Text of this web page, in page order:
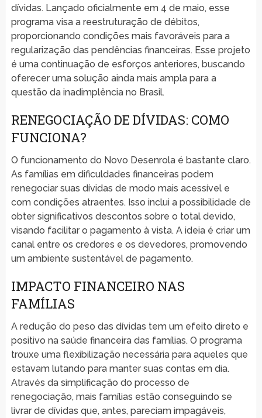
dívidas. Lançado oficialmente em 4 de maio, esse
programa visa a reestruturação de débitos,
proporcionando condições mais favoráveis para a
regularização das pendências financeiras. Esse projeto
é uma continuação de esforços anteriores, buscando
oferecer uma solução ainda mais ampla para a
questão da inadimplência no Brasil.
RENEGOCIAÇÃO DE DÍVIDAS: COMO
FUNCIONA?
O funcionamento do Novo Desenrola é bastante claro.
As famílias em dificuldades financeiras podem
renegociar suas dívidas de modo mais acessível e
com condições atraentes. Isso inclui a possibilidade de
obter significativos descontos sobre o total devido,
visando facilitar o pagamento à vista. A ideia é criar um
canal entre os credores e os devedores, promovendo
um ambiente sustentável de pagamento.
IMPACTO FINANCEIRO NAS
FAMÍLIAS
A redução do peso das dívidas tem um efeito direto e
positivo na saúde financeira das famílias. O programa
trouxe uma flexibilização necessária para aqueles que
estavam lutando para manter suas contas em dia.
Através da simplificação do processo de
renegociação, mais famílias estão conseguindo se
livrar de dívidas que, antes, pareciam impagáveis,